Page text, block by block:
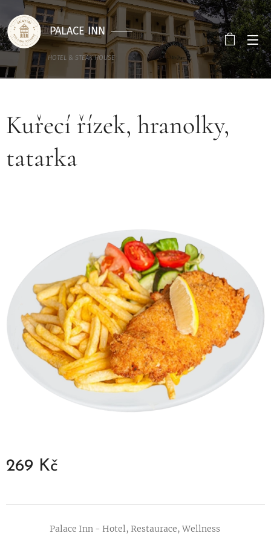
PALACE INN
HOTEL & STEAK HOUSE
Kuřecí řízek, hranolky,
tatarka
269 Kč
Palace Inn - Hotel, Restaurace, Wellness